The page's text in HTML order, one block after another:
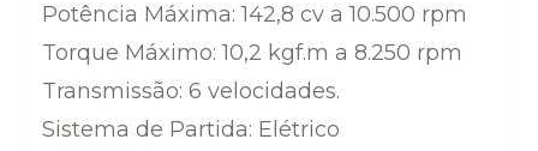
Potência Máxima: 142,8 cv a 10.500 rpm
Torque Máximo: 10,2 kgf.m a 8.250 rpm
Transmissão: 6 velocidades.
Sistema de Partida: Elétrico